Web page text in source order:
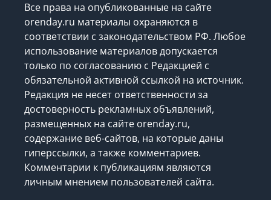
Все права на опубликованные на сайте
orenday.ru материалы охраняются в
соответствии с законодательством РФ. Любое
использование материалов допускается
только по согласованию с Редакцией с
обязательной активной ссылкой на источник.
Редакция не несет ответственности за
достоверность рекламных объявлений,
размещенных на сайте orenday.ru,
содержание веб-сайтов, на которые даны
гиперссылки, а также комментариев.
Комментарии к публикациям являются
личным мнением пользователей сайта.